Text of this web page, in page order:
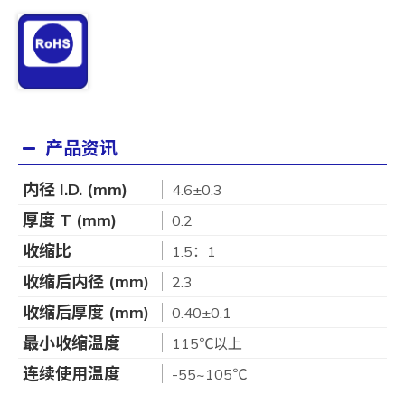
产品资讯
内径 I.D. (mm) 4.6±0.3
厚度 T (mm) 0.2
收缩比 1.5：1
收缩后内径 (mm) 2.3
收缩后厚度 (mm) 0.40±0.1
最小收缩温度 115℃以上
连续使用温度 -55~105℃